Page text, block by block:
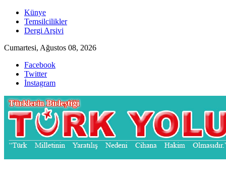
Skip
content
Künye
Temsilcilikler
Dergi Arşivi
Cumartesi, Ağustos 08, 2026
Facebook
Twitter
İnstagram